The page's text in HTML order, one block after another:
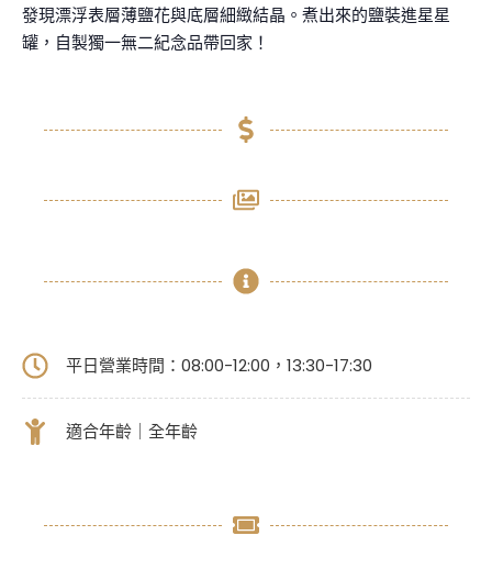
發現漂浮表層薄鹽花與底層細緻結晶。煮出來的鹽裝進星星
罐，自製獨一無二紀念品帶回家！
平日營業時間：08:00-12:00，13:30-17:30
適合年齡｜全年齡